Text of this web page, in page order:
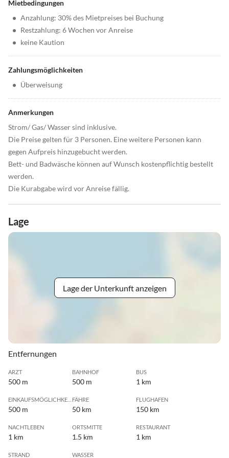
Mietbedingungen
• Anzahlung: 30% des Mietpreises bei Buchung
• Restzahlung: 6 Wochen vor Anreise
• keine Kaution
Zahlungsmöglichkeiten
• Überweisung
Anmerkungen
Strom/ Gas/ Wasser sind inklusive.
Die Preise gelten für 3 Personen. Eine weitere Personen kann
gegen Aufpreis hinzugebucht werden.
Bett- und Badwäsche können auf Wunsch kostenpflichtig bestellt
werden.
Die Kurabgabe wird vor Anreise fällig.
Lage
Lage der Unterkunft anzeigen
Entfernungen
ARZT
500 m
BAHNHOF
500 m
BUS
1 km
500 m
FÄHRE
50 km
FLUGHAFEN
150 km
NACHTLEBEN
1 km
ORTSMITTE
1.5 km
RESTAURANT
1 km
STRAND WASSER